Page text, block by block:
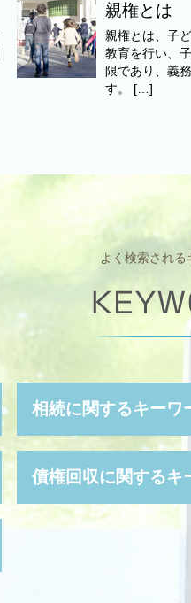
親権とは
親権とは、子
教育を行い、
限であり、義
す。 […]
よく検索される
相続に関するキーワ
被後見人 とは
任意後見制度 デメリ
自筆証書遺言 無効
債権回収に関するキ
少額訴訟 手続き